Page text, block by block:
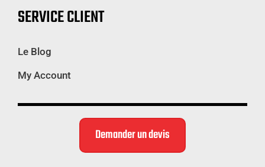
SERVICE CLIENT
Le Blog
My Account
Demander un devis